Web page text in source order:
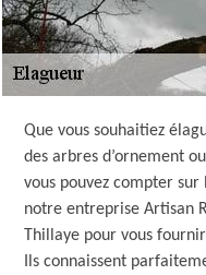
Que vous souhaitiez
des arbres d’ornement
vous pouvez compter sur
notre entreprise Artisan
Thillaye pour vous
Ils connaissent